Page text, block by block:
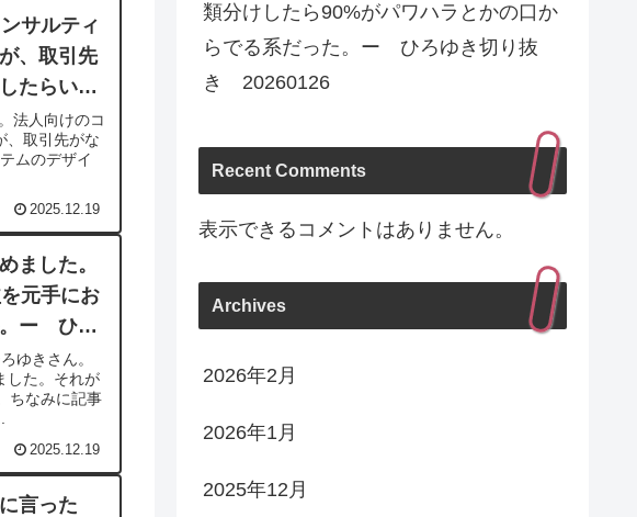
サルティ
、取引先
たらい
法人向けのコ
、取引先がな
ムのデザイ
2025.12.19
ました。
元手にお
。ー ひろ
ゆきさん。
した。それが
ちなみに記事
2025.12.19
言った
類分けしたら90%がパワハラとかの口か
らでる系だった。ー ひろゆき切り抜
き 20260126
Recent Comments
表示できるコメントはありません。
Archives
2026年2月
2026年1月
2025年12月